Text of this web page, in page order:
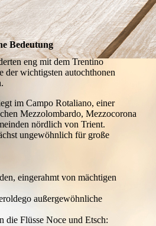
Bedeutung
eng mit dem Trentino
der wichtigsten autochthonen
im Campo Rotaliano, einer
Mezzolombardo, Mezzocorona
nördlich von Trient.
ungewöhnlich für große
eingerahmt von mächtigen
außergewöhnliche
die Flüsse Noce und Etsch: